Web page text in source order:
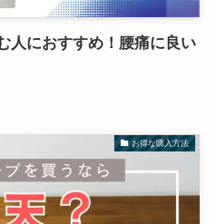
人におすすめ！腰痛に良い
お得な購入方法